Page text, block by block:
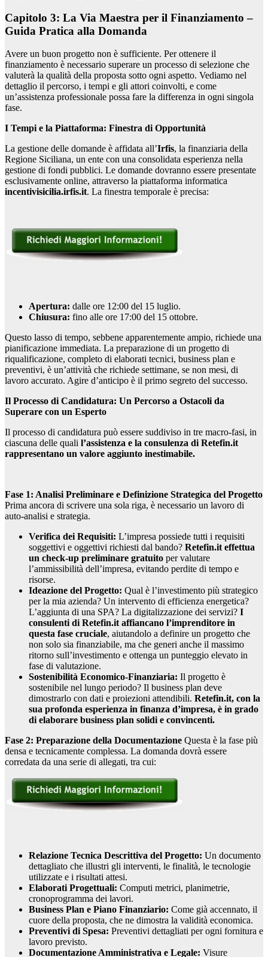
Capitolo 3: La Via Maestra per il Finanziamento –
Guida Pratica alla Domanda
Avere un buon progetto non è sufficiente. Per ottenere il
finanziamento è necessario superare un processo di selezione che
valuterà la qualità della proposta sotto ogni aspetto. Vediamo nel
dettaglio il percorso, i tempi e gli attori coinvolti, e come
un’assistenza professionale possa fare la differenza in ogni singola
fase.
I Tempi e la Piattaforma: Finestra di Opportunità
La gestione delle domande è affidata all’Irfis, la finanziaria della
Regione Siciliana, un ente con una consolidata esperienza nella
gestione di fondi pubblici. Le domande dovranno essere presentate
esclusivamente online, attraverso la piattaforma informatica
incentivisicilia.irfis.it. La finestra temporale è precisa:
Apertura: dalle ore 12:00 del 15 luglio.
Chiusura: fino alle ore 17:00 del 15 ottobre.
Questo lasso di tempo, sebbene apparentemente ampio, richiede una
pianificazione immediata. La preparazione di un progetto di
riqualificazione, completo di elaborati tecnici, business plan e
preventivi, è un’attività che richiede settimane, se non mesi, di
lavoro accurato. Agire d’anticipo è il primo segreto del successo.
Il Processo di Candidatura: Un Percorso a Ostacoli da
Superare con un Esperto
Il processo di candidatura può essere suddiviso in tre macro-fasi, in
ciascuna delle quali l’assistenza e la consulenza di Retefin.it
rappresentano un valore aggiunto inestimabile.
Fase 1: Analisi Preliminare e Definizione Strategica del Progetto
Prima ancora di scrivere una sola riga, è necessario un lavoro di
auto-analisi e strategia.
Verifica dei Requisiti: L’impresa possiede tutti i requisiti
soggettivi e oggettivi richiesti dal bando? Retefin.it effettua
un check-up preliminare gratuito per valutare
l’ammissibilità dell’impresa, evitando perdite di tempo e
risorse.
Ideazione del Progetto: Qual è l’investimento più strategico
per la mia azienda? Un intervento di efficienza energetica?
L’aggiunta di una SPA? La digitalizzazione dei servizi? I
consulenti di Retefin.it affiancano l’imprenditore in
questa fase cruciale, aiutandolo a definire un progetto che
non solo sia finanziabile, ma che generi anche il massimo
ritorno sull’investimento e ottenga un punteggio elevato in
fase di valutazione.
Sostenibilità Economico-Finanziaria: Il progetto è
sostenibile nel lungo periodo? Il business plan deve
dimostrarlo con dati e proiezioni attendibili. Retefin.it, con la
sua profonda esperienza in finanza d’impresa, è in grado
di elaborare business plan solidi e convincenti.
Fase 2: Preparazione della Documentazione Questa è la fase più
densa e tecnicamente complessa. La domanda dovrà essere
corredata da una serie di allegati, tra cui:
Relazione Tecnica Descrittiva del Progetto: Un documento
dettagliato che illustri gli interventi, le finalità, le tecnologie
utilizzate e i risultati attesi.
Elaborati Progettuali: Computi metrici, planimetrie,
cronoprogramma dei lavori.
Business Plan e Piano Finanziario: Come già accennato, il
cuore della proposta, che ne dimostra la validità economica.
Preventivi di Spesa: Preventivi dettagliati per ogni fornitura e
lavoro previsto.
Documentazione Amministrativa e Legale: Visure